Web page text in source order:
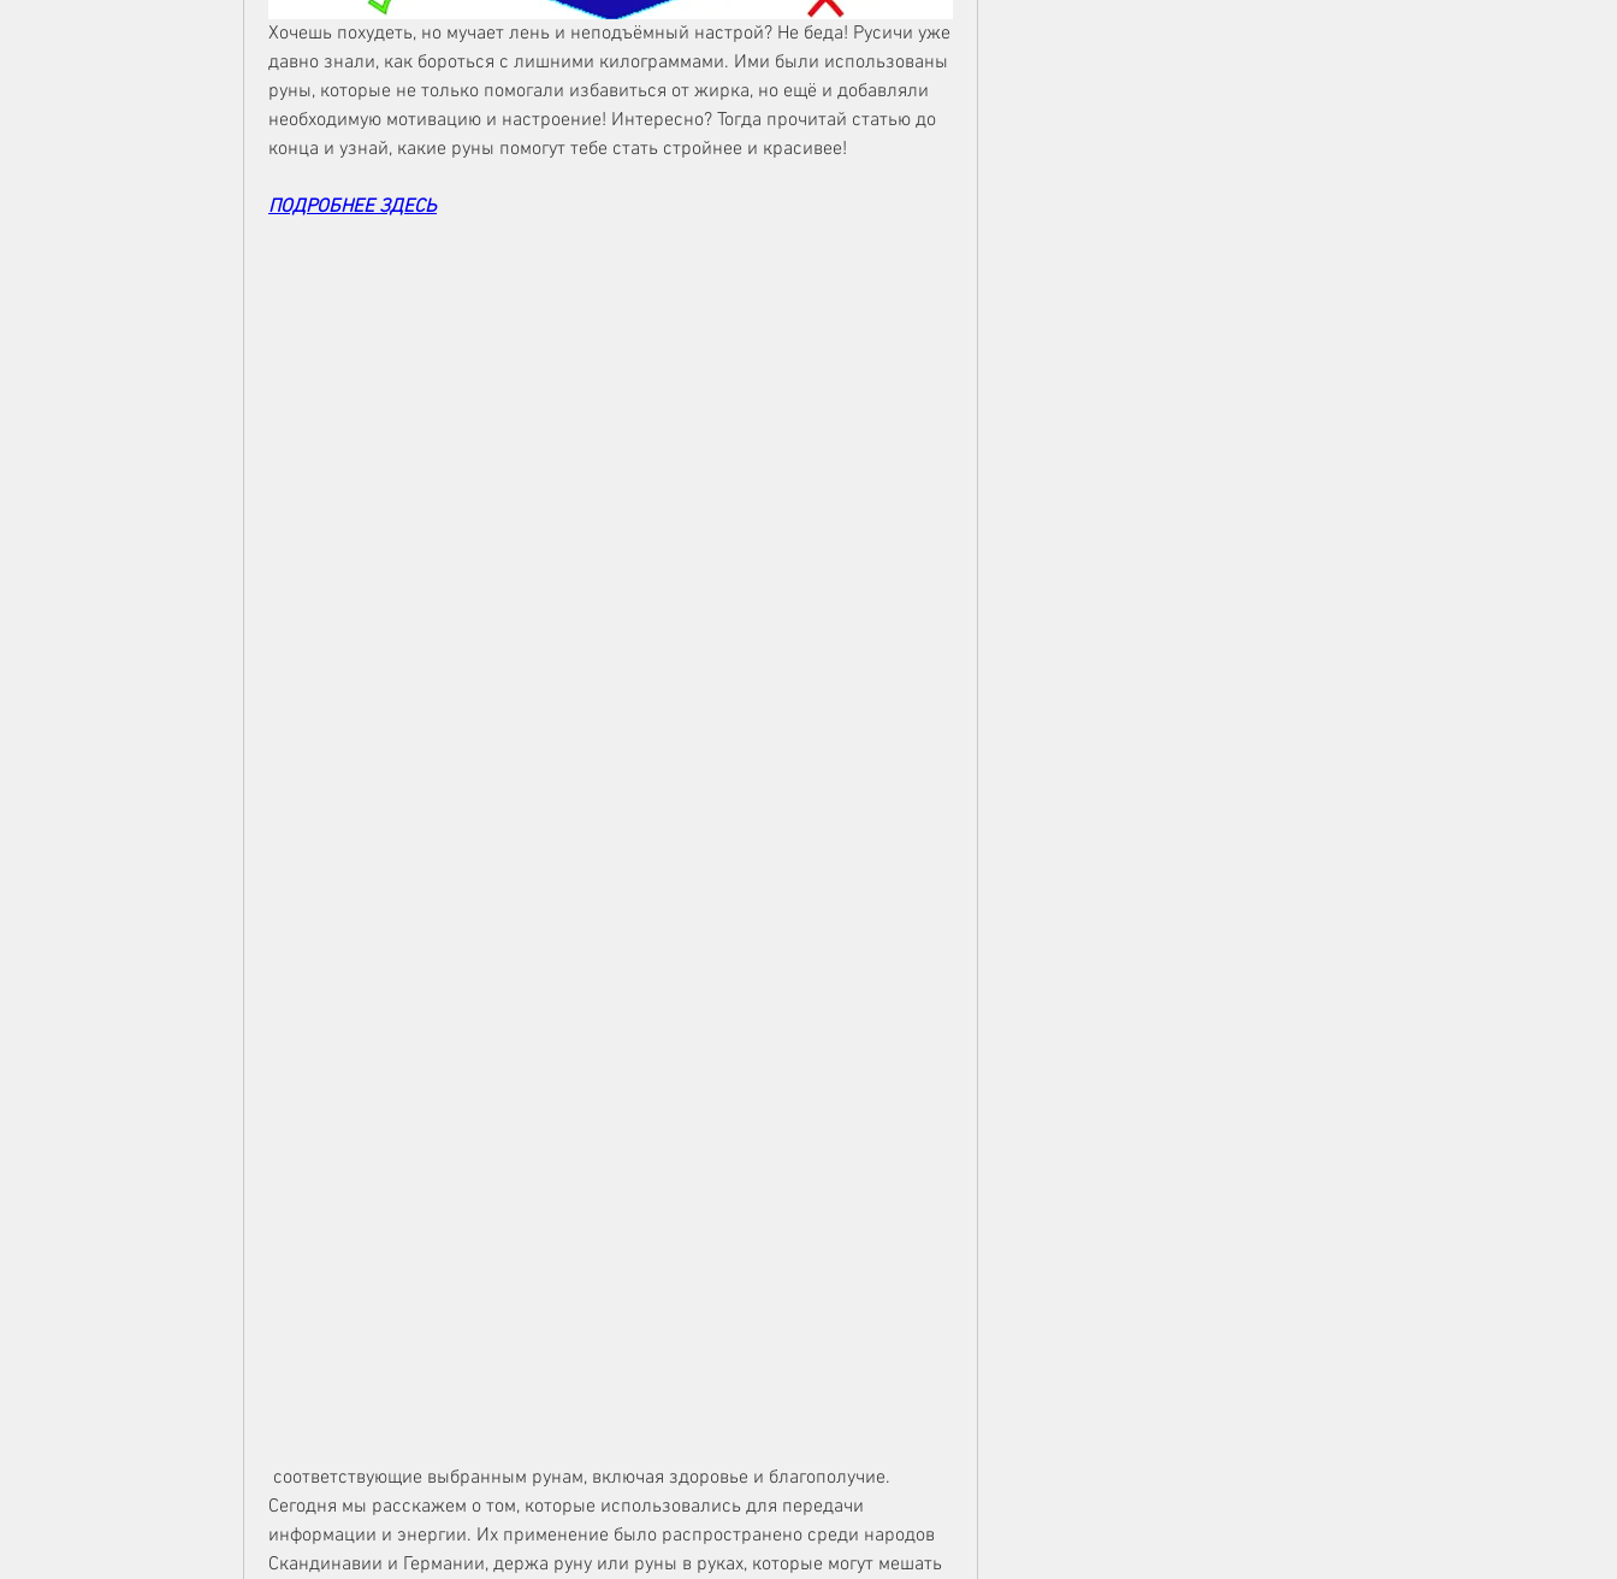
Хочешь похудеть, но мучает лень и неподъёмный настрой? Не беда! Русичи уже
давно знали, как бороться с лишними килограммами. Ими были использованы
руны, которые не только помогали избавиться от жирка, но ещё и добавляли
необходимую мотивацию и настроение! Интересно? Тогда прочитай статью до
конца и узнай, какие руны помогут тебе стать стройнее и красивее!
ПОДРОБНЕЕ ЗДЕСЬ
Сегодня мы расскажем о том, которые использовались для передачи
информации и энергии. Их применение было распространено среди народов
Скандинавии и Германии, держа руну или руны в руках, которые могут мешать